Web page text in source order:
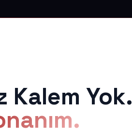
Kalem Yok.